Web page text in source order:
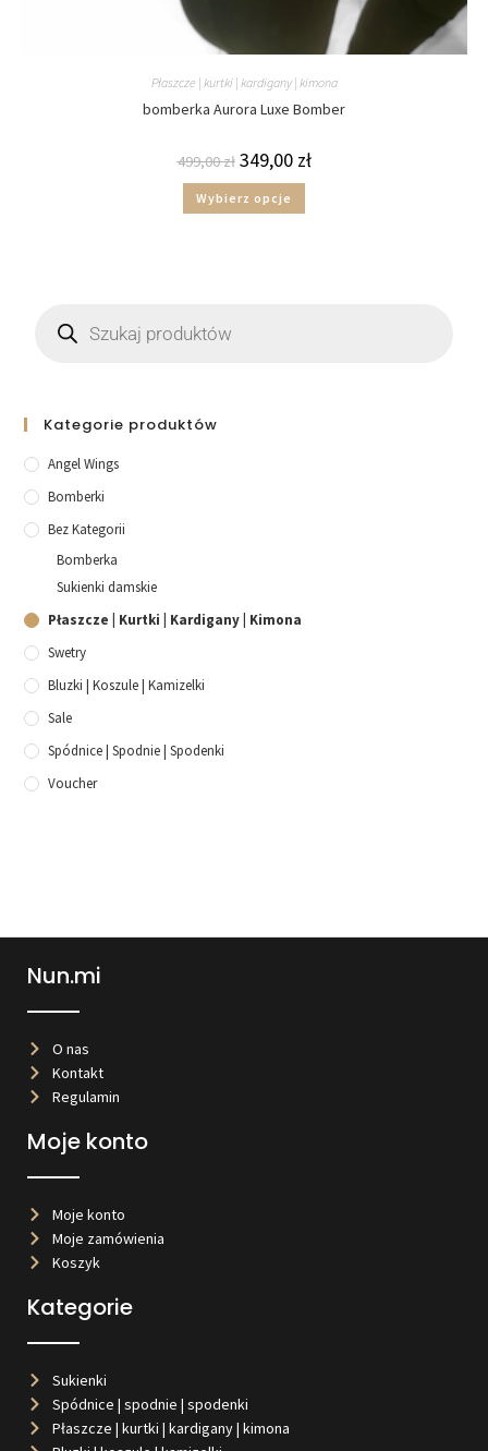
Płaszcze | kurtki | kardigany | kimona
bomberka Aurora Luxe Bomber
499,00zł 349,00 zł
Wybierz opcje
Kategorie produktów
Angel Wings
Bomberki
Bez Kategorii
Bomberka
Sukienki damskie
Płaszcze | Kurtki | Kardigany | Kimona
Swetry
Bluzki | Koszule | Kamizelki
Sale
Spódnice | Spodnie | Spodenki
Voucher
Nun.mi
O nas
Kontakt
Regulamin
Moje konto
Moje konto
Moje zamówienia
Koszyk
Kategorie
Sukienki
Spódnice | spodnie | spodenki
Płaszcze | kurtki | kardigany | kimona